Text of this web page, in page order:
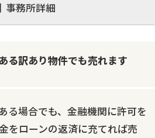
事務所詳細
円以上の買取可
る訳あり物件でも売れます
る場合でも、金融機関に許可を
をローンの返済に充てれば売